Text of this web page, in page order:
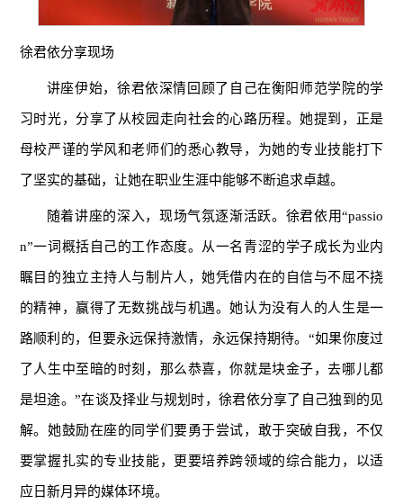
徐君依分享现场
讲座伊始，徐君依深情回顾了自己在衡阳师范学院的学
习时光，分享了从校园走向社会的心路历程。她提到，正是
母校严谨的学风和老师们的悉心教导，为她的专业技能打下
了坚实的基础，让她在职业生涯中能够不断追求卓越。
随着讲座的深入，现场气氛逐渐活跃。徐君依用“passio
n”一词概括自己的工作态度。从一名青涩的学子成长为业内
瞩目的独立主持人与制片人，她凭借内在的自信与不屈不挠
的精神，赢得了无数挑战与机遇。她认为没有人的人生是一
路顺利的，但要永远保持激情，永远保持期待。“如果你度过
了人生中至暗的时刻，那么恭喜，你就是块金子，去哪儿都
是坦途。”在谈及择业与规划时，徐君依分享了自己独到的见
解。她鼓励在座的同学们要勇于尝试，敢于突破自我，不仅
要掌握扎实的专业技能，更要培养跨领域的综合能力，以适
应日新月异的媒体环境。